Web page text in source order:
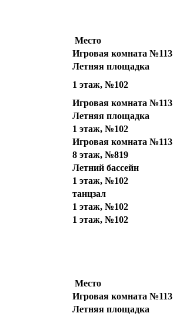
Место
Игровая комната №113
Летняя площадка
1 этаж, №102
Игровая комната №113
Летняя площадка
1 этаж, №102
Игровая комната №113
8 этаж, №819
Летний бассейн
1 этаж, №102
танцзал
1 этаж, №102
1 этаж, №102
Место
Игровая комната №113
Летняя площадка